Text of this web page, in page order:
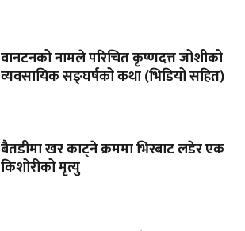
वानटनको नामले परिचित कृष्णदत्त जोशीको
व्यवसायिक सङ्घर्षको कथा (भिडियो सहित)
बैतडीमा खर काट्ने क्रममा भिरबाट लडेर एक
किशोरीको मृत्यु